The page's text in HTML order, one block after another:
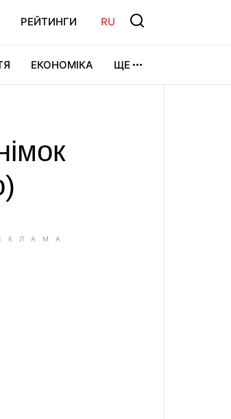
РЕЙТИНГИ RU
ЕКОНОМІКА ЩЕ